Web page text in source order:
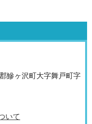
鰺ヶ沢町大字舞戸町字
いて